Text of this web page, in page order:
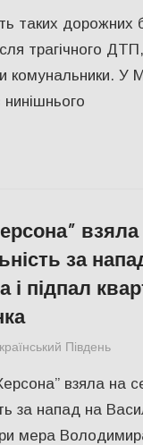
таких дорожних
трагічного
комунальники. У
нинішнього
за
і підпал
Південь
взяла на
за напад на
мера